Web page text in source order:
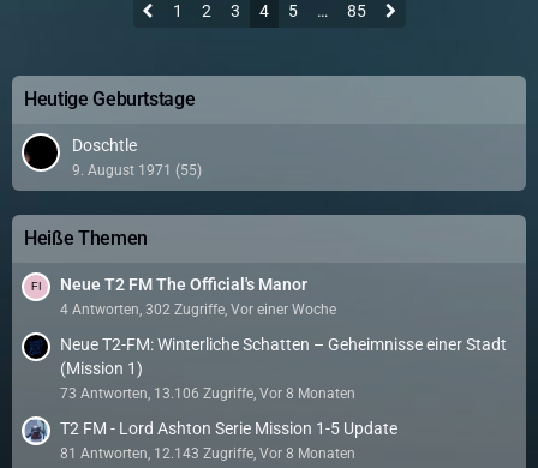
1 2 3 4 5 … 85
Heutige Geburtstage
Doschtle
9. August 1971 (55)
Heiße Themen
Neue T2 FM The Official's Manor
4 Antworten, 302 Zugriffe, Vor einer Woche
Neue T2-FM: Winterliche Schatten – Geheimnisse einer Stadt
(Mission 1)
73 Antworten, 13.106 Zugriffe, Vor 8 Monaten
T2 FM - Lord Ashton Serie Mission 1-5 Update
81 Antworten, 12.143 Zugriffe, Vor 8 Monaten